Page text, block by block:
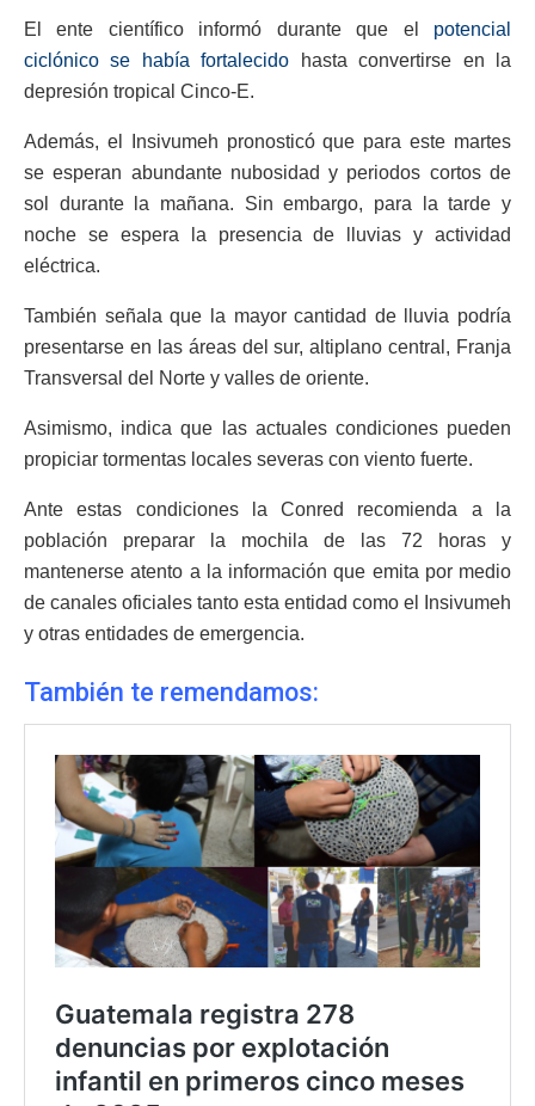
El ente científico informó durante que el
potencial
ciclónico se había fortalecido hasta convertirse en la
depresión tropical Cinco-E.
Además, el Insivumeh pronosticó que para este martes
se esperan abundante nubosidad y periodos cortos de
sol durante la mañana. Sin embargo, para la tarde y
noche se espera la presencia de lluvias y actividad
eléctrica.
También señala que la mayor cantidad de lluvia podría
presentarse en las áreas del sur, altiplano central, Franja
Transversal del Norte y valles de oriente.
Asimismo, indica que las actuales condiciones pueden
propiciar tormentas locales severas con viento fuerte.
Ante estas condiciones la Conred recomienda a la
población preparar la mochila de las 72 horas y
mantenerse atento a la información que emita por medio
de canales oficiales tanto esta entidad como el Insivumeh
y otras entidades de emergencia.
También te remendamos: